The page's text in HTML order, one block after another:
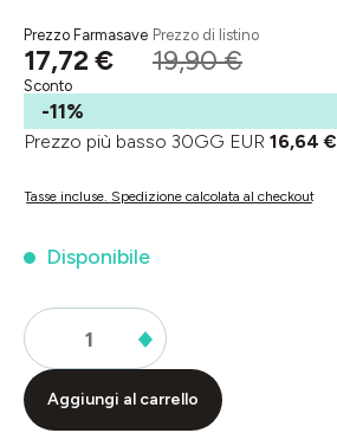
Prezzo Farmasave
17,72 €
Prezzo di listino
19,90 €
Sconto
-11%
Prezzo più basso 30GG EUR 16,64 €
Tasse incluse. Spedizione calcolata al checkout
Disponibile
Aggiungi al carrello